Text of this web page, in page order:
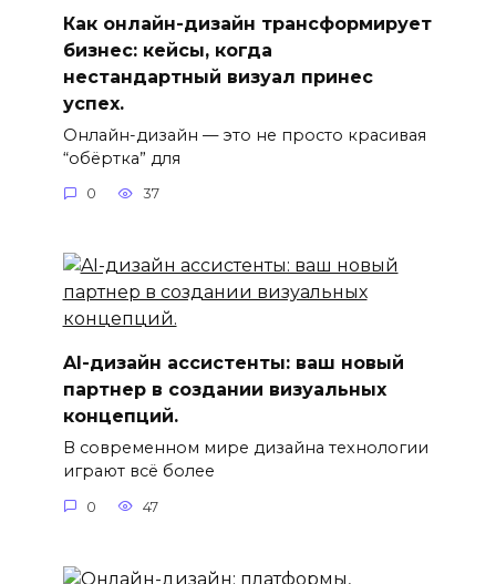
Как онлайн-дизайн трансформирует
бизнес: кейсы, когда
нестандартный визуал принес
успех.
Онлайн-дизайн — это не просто красивая
“обёртка” для
0 37
AI-дизайн ассистенты: ваш новый
партнер в создании визуальных
концепций.
В современном мире дизайна технологии
играют всё более
0 47